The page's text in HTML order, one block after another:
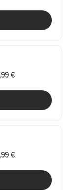
€
€